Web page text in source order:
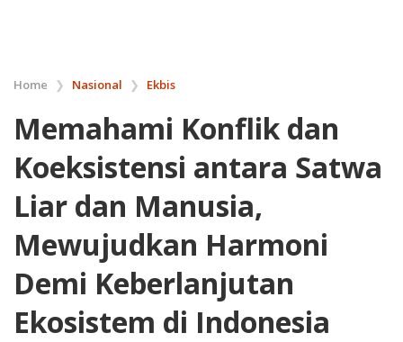
Home ❯ Nasional ❯ Ekbis
Memahami Konflik dan
Koeksistensi antara Satwa
Liar dan Manusia,
Mewujudkan Harmoni
Demi Keberlanjutan
Ekosistem di Indonesia